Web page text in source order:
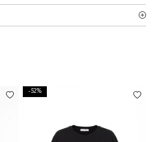
-52%